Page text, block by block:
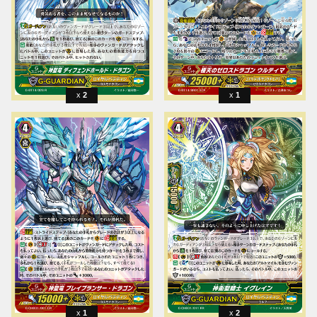
2 1
1 2